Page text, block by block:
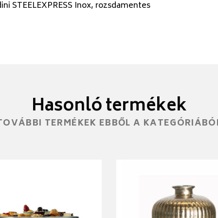
STEELEXPRESS Inox, rozsdamentes
Hasonló termékek
TERMÉKEK EBBŐL A